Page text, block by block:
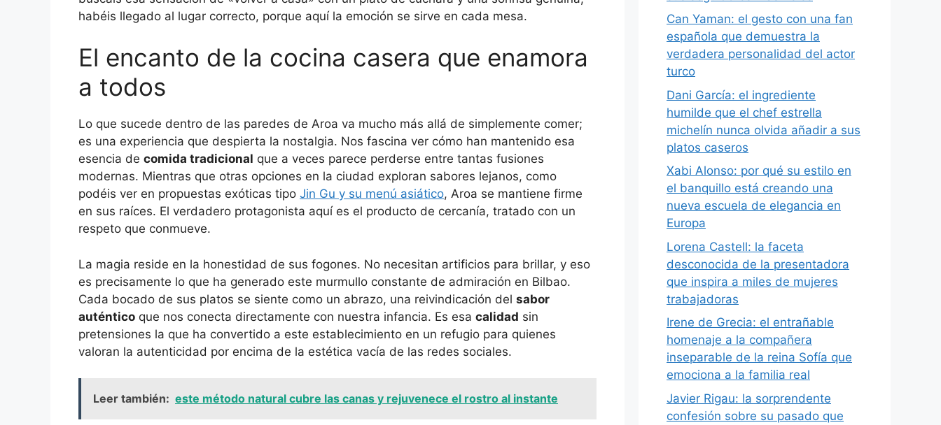
habéis llegado al lugar correcto, porque aquí la emoción se sirve en cada mesa.
El encanto de la cocina casera que enamora
a todos
Lo que sucede dentro de las paredes de Aroa va mucho más allá de simplemente comer;
es una experiencia que despierta la nostalgia. Nos fascina ver cómo han mantenido esa
esencia de comida tradicional que a veces parece perderse entre tantas fusiones
modernas. Mientras que otras opciones en la ciudad exploran sabores lejanos, como
podéis ver en propuestas exóticas tipo Jin Gu y su menú asiático, Aroa se mantiene firme
en sus raíces. El verdadero protagonista aquí es el producto de cercanía, tratado con un
respeto que conmueve.
La magia reside en la honestidad de sus fogones. No necesitan artificios para brillar, y eso
es precisamente lo que ha generado este murmullo constante de admiración en Bilbao.
Cada bocado de sus platos se siente como un abrazo, una reivindicación del sabor
auténtico que nos conecta directamente con nuestra infancia. Es esa calidad sin
pretensiones la que ha convertido a este establecimiento en un refugio para quienes
valoran la autenticidad por encima de la estética vacía de las redes sociales.
Leer también: este método natural cubre las canas y rejuvenece el rostro al instante
Can Yaman: el gesto con una fan
española que demuestra la
verdadera personalidad del actor
turco
Dani García: el ingrediente
humilde que el chef estrella
michelín nunca olvida añadir a sus
platos caseros
Xabi Alonso: por qué su estilo en
el banquillo está creando una
nueva escuela de elegancia en
Europa
Lorena Castell: la faceta
desconocida de la presentadora
que inspira a miles de mujeres
trabajadoras
Irene de Grecia: el entrañable
homenaje a la compañera
inseparable de la reina Sofía que
emociona a la familia real
Javier Rigau: la sorprendente
confesión sobre su pasado que